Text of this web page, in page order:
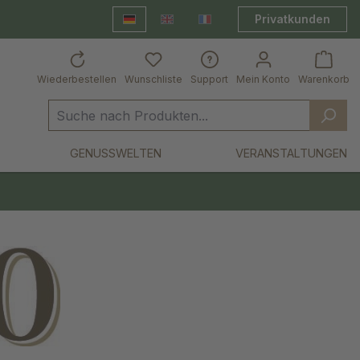
Deutsch Frankreich Shop
Privatkunden
Wiederbestellen Mein Konto
Wunschliste Support Warenkorb
GENUSSWELTEN VERANSTALTUNGEN